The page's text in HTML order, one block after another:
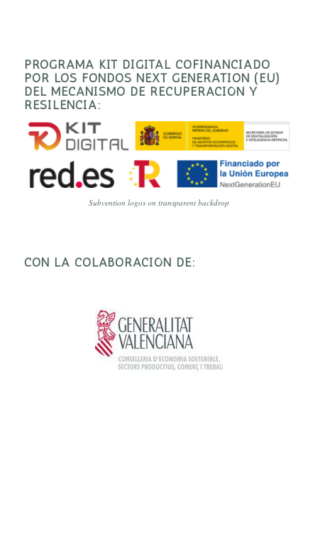
PROGRAMA KIT DIGITAL COFINANCIADO
POR LOS FONDOS NEXT GENERATION (EU)
DEL MECANISMO DE RECUPERACIÓN Y
RESILENCIA:
Subvention logos on transparent backdrop
CON LA COLABORACIÓN DE: